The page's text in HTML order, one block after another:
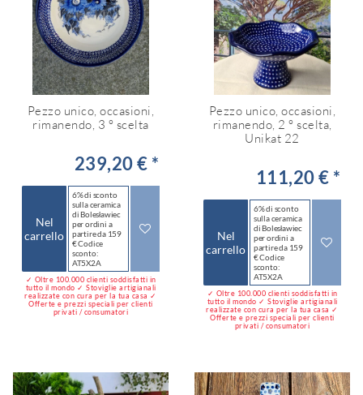
Pezzo unico, occasioni,
rimanendo, 3 ° scelta
239,20 € *
Nel
carrello
6% di sconto
sulla ceramica
di Bolesławiec
per ordini a
partire da 159
€ Codice
sconto:
AT5X2A
✓ Oltre 100.000 clienti soddisfatti in
tutto il mondo ✓ Stoviglie artigianali
realizzate con cura per la tua casa ✓
Offerte e prezzi speciali per clienti
privati / consumatori
Pezzo unico, occasioni,
rimanendo, 2 ° scelta,
Unikat 22
111,20 € *
Nel
carrello
6% di sconto
sulla ceramica
di Bolesławiec
per ordini a
partire da 159
€ Codice
sconto:
AT5X2A
✓ Oltre 100.000 clienti soddisfatti in
tutto il mondo ✓ Stoviglie artigianali
realizzate con cura per la tua casa ✓
Offerte e prezzi speciali per clienti
privati / consumatori